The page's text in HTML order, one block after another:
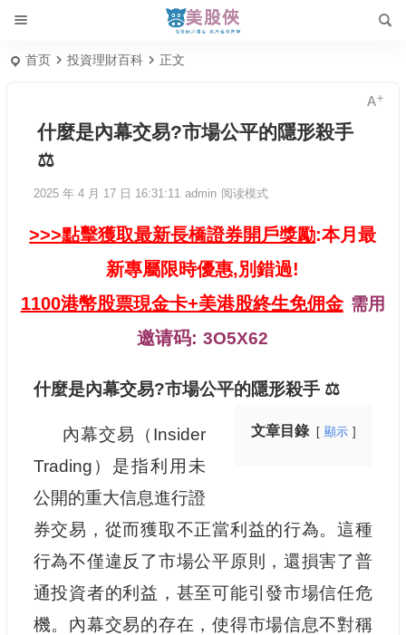
首页 投資理財百科 正文
什麼是內幕交易?市場公平的隱形殺手
⚖️
2025 年 4 月 17 日 16:31:11 admin 阅读模式
>>>點擊獲取最新長橋證券開戶獎勵:本月最
新專屬限時優惠,別錯過!
1100港幣股票現金卡+美港股終生免佣金 需用
邀请码:3O5X62
什麼是內幕交易?市場公平的隱形殺手 ⚖️
文章目錄 顯示
內幕交易（Insider
Trading）是指利用未
公開的重大信息進行證
券交易，從而獲取不正當利益的行為。這種
行為不僅違反了市場公平原則，還損害了普
通投資者的利益，甚至可能引發市場信任危
機。內幕交易的存在，使得市場信息不對稱